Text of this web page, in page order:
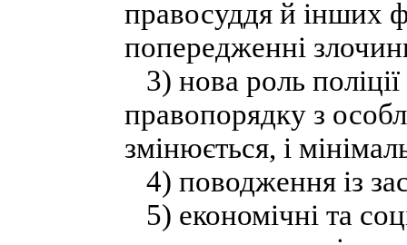
правосуддя й інших
попередженні
3) нова роль
правопорядку з
змінюється, і
4) поводження із
5) економічні та